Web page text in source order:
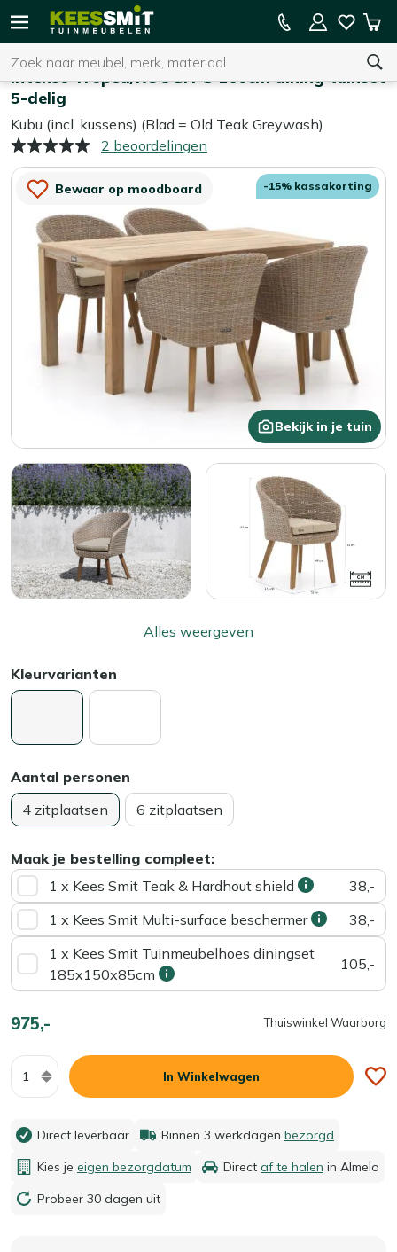
Kees
Tuinmeubelen
Zoeken
U heeft geen product(en) in uw winkelwagen.
15% kassakorting op de hele collectie
Intenso Tropea/ROUGH-S 160cm dining tuinset
5-delig
Kubu (incl. kussens) (Blad = Old Teak Greywash)
2 beoordelingen
Bewaar op moodboard
Bekijk in je tuin
-15% kassakorting
Alles weergeven
Kleurvarianten
Aantal personen
4 zitplaatsen
6 zitplaatsen
Maak je bestelling compleet:
1 x Kees Smit Teak & Hardhout shield
38,-
1 x Kees Smit Multi-surface beschermer
38,-
1 x Kees Smit Tuinmeubelhoes diningset
185x150x85cm
105,-
975,- Thuiswinkel Waarborg
Aantal
In Winkelwagen
Direct leverbaar Binnen 3 werkdagen bezorgd
Kies je eigen bezorgdatum Direct af te halen in Almelo
Probeer 30 dagen uit